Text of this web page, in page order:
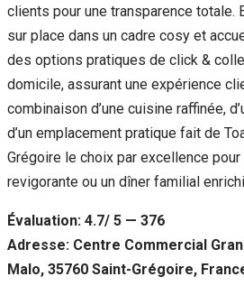
clients pour une transparence totale.
sur place dans un cadre cosy et
des options pratiques de click &
domicile, assurant une expérience
combinaison d’une cuisine raffinée,
d’un emplacement pratique fait de
Grégoire le choix par excellence
revigorante ou un dîner familial
Évaluation: 4.7/ 5 — 376
Adresse: Centre Commercial
Malo, 35760 Saint-Grégoire,